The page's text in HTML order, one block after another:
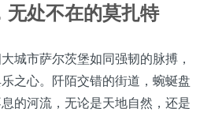
无处不在的莫扎特
城市萨尔茨堡如同强韧的脉搏，
之心。阡陌交错的街道，蜿蜒盘
的河流，无论是天地自然，还是